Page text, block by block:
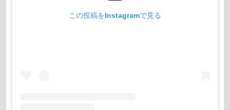
ProductCultureLifestyle
この投稿をInstagramで見る